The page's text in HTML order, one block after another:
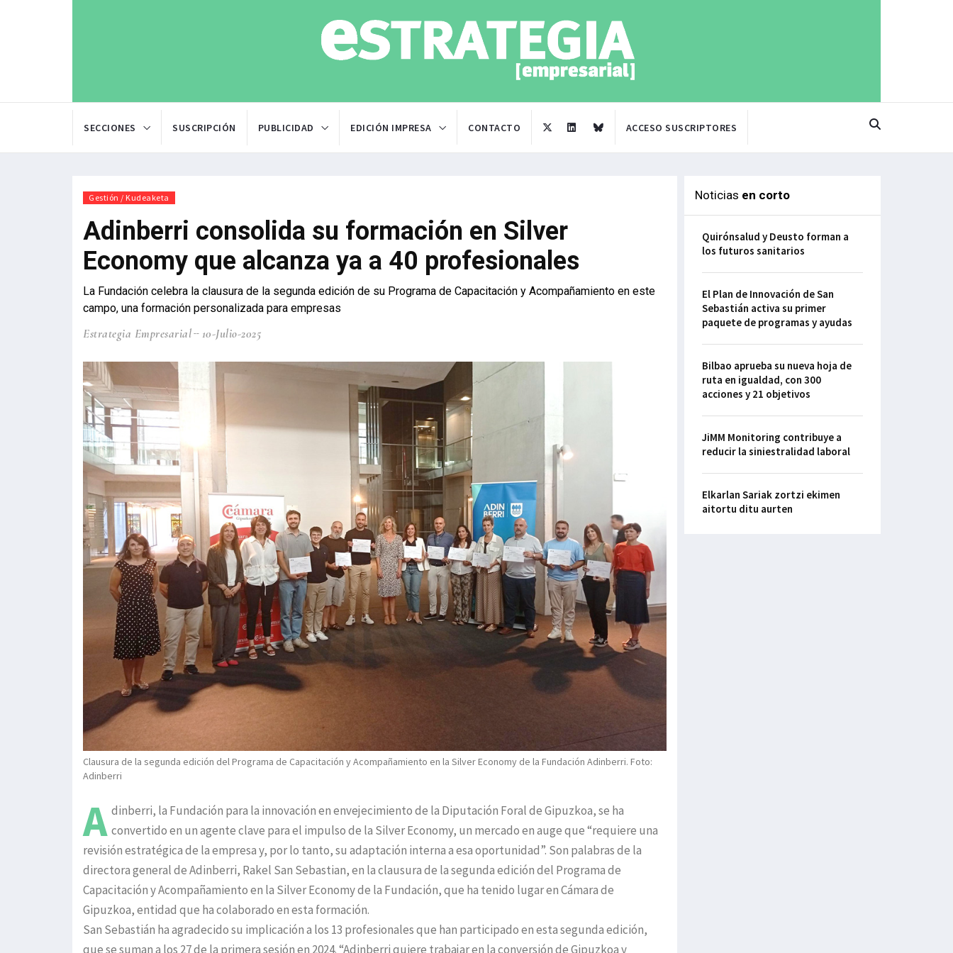
SECCIONES SUSCRIPCIÓN PUBLICIDAD EDICIÓN IMPRESA CONTACTO ACCESO SUSCRIPTORES
Gestión / Kudeaketa
Adinberri consolida su formación en Silver
Economy que alcanza ya a 40 profesionales
La Fundación celebra la clausura de la segunda edición de su Programa de Capacitación y Acompañamiento en este
campo, una formación personalizada para empresas
Estrategia Empresarial 10-Julio-2025
Clausura de la segunda edición del Programa de Capacitación y Acompañamiento en la Silver Economy de la Fundación Adinberri. Foto:
Adinberri
A dinberri, la Fundación para la innovación en envejecimiento de la Diputación Foral de Gipuzkoa, se ha
convertido en un agente clave para el impulso de la Silver Economy, un mercado en auge que “requiere una
revisión estratégica de la empresa y, por lo tanto, su adaptación interna a esa oportunidad”. Son palabras de la
directora general de Adinberri, Rakel San Sebastian, en la clausura de la segunda edición del Programa de
Capacitación y Acompañamiento en la Silver Economy de la Fundación, que ha tenido lugar en Cámara de
Gipuzkoa, entidad que ha colaborado en esta formación.
San Sebastián ha agradecido su implicación a los 13 profesionales que han participado en esta segunda edición,
que se suman a los 27 de la primera sesión en 2024. “Adinberri quiere trabajar en la conversión de Gipuzkoa y
Noticias en corto
Quirónsalud y Deusto forman a
los futuros sanitarios
El Plan de Innovación de San
Sebastián activa su primer
paquete de programas y ayudas
Bilbao aprueba su nueva hoja de
ruta en igualdad, con 300
acciones y 21 objetivos
JiMM Monitoring contribuye a
reducir la siniestralidad laboral
Elkarlan Sariak zortzi ekimen
aitortu ditu aurten